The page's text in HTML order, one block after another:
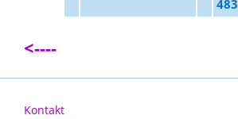
483
<----
Kontakt